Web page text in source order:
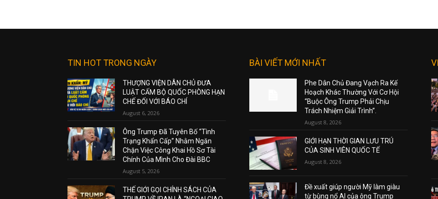
TIN HOT TRONG NGÀY
THƯỢNG VIỆN DÂN CHỦ ĐƯA
LUẬT CẤM BỘ QUỐC PHÒNG HẠN
CHẾ ĐỐI VỚI BÁO CHÍ
August 6, 2026
Ông Trump Đã Tuyên Bố “Tình
Trạng Khẩn Cấp” Nhằm Ngăn
Chặn Việc Công Khai Hồ Sơ Tài
Chính Của Mình Cho Đài BBC
August 5, 2026
THẾ GIỚI GỌI CHÍNH SÁCH CỦA
BÀI VIẾT MỚI NHẤT
Phe Dân Chủ Đang Vạch Ra Kế
Hoạch Khác Thường Với Cơ Hội
“Buộc Ông Trump Phải Chịu
Trách Nhiệm Giải Trình”.
August 8, 2026
GIỚI HẠN THỜI GIAN LƯU TRÚ
CỦA SINH VIÊN QUỐC TẾ
August 8, 2026
Đề xuất giúp người Mỹ làm giàu
từ bùng nổ AI của ông Trump